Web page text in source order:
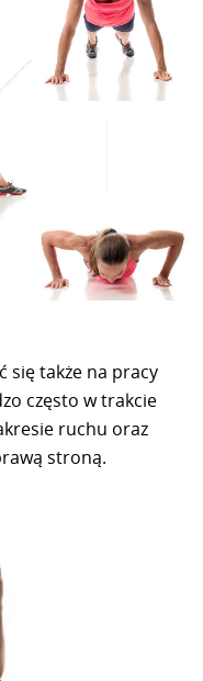
się także na pracy
często w trakcie
ruchu oraz
stroną.